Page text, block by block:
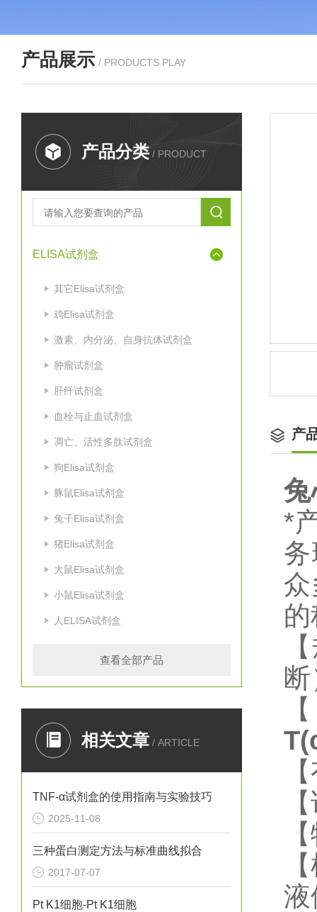
产品展示 / PRODUCTS PLAY
产品分类 / PRODUCT
ELISA试剂盒
其它Elisa试剂盒
鸡Elisa试剂盒
激素、内分泌、自身抗体试剂盒
肿瘤试剂盒
肝纤试剂盒
血栓与止血试剂盒
凋亡、活性多肽试剂盒
狗Elisa试剂盒
豚鼠Elisa试剂盒
兔子Elisa试剂盒
猪Elisa试剂盒
大鼠Elisa试剂盒
小鼠Elisa试剂盒
人ELISA试剂盒
查看全部产品
相关文章 / ARTICLE
TNF-α试剂盒的使用指南与实验技巧
2025-11-08
三种蛋白测定方法与标准曲线拟合
2017-07-07
Pt K1细胞-Pt K1细胞
产
*
液